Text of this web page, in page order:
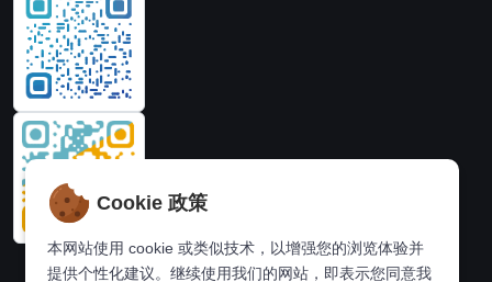
Cookie 政策
本网站使用 cookie 或类似技术，以增强您的浏览体验并
提供个性化建议。继续使用我们的网站，即表示您同意我